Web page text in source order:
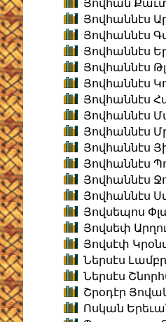
Յովհան
Յովհաննէս
Յովհաննէս
Յովհաննէս
Յովհաննէս
Յովհաննէս
Յովհաննէս
Յովհաննէս
Յովհաննէս
Յովհաննէս
Յովհաննէս
Յովհաննէս
Յովհաննէս
Յովսեպոս
Յովսեփ
Յովսէփ
Ներսէս
Ներսէս
Շրօդէր
Ոսկան